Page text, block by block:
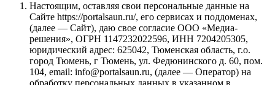
Настоящим, оставляя свои персональные данные на
Сайте https://portalsaun.ru/, его сервисах и поддоменах,
(далее — Сайт), даю свое согласие ООО «Медиа-
решения», ОГРН 1147232022596, ИНН 7204205305,
юридический адрес: 625042, Тюменская область, г.о.
город Тюмень, г Тюмень, ул. Федюнинского д. 60, пом.
104, email: info@portalsaun.ru, (далее — Оператор) на
обработку персональных данных в указанном в